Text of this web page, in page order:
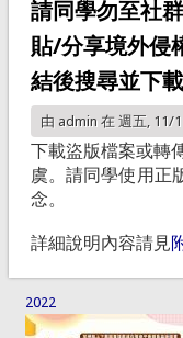
請同學勿至社
貼/分享境外侵
結後搜尋並下
由 admin在 週五, 11/
下載盜版檔案或轉
虞。請同學使用正
念。
詳細說明內容請見
2022